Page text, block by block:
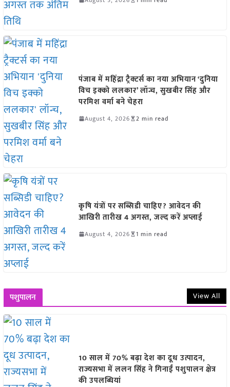
पंजाब में महिंद्रा ट्रैक्टर्स का नया अभियान ‘दुनिया
विच इक्को ललकार’ लॉन्च, सुखबीर सिंह और
परमिश वर्मा बने चेहरा
August 4, 2026 2 min read
कृषि यंत्रों पर सब्सिडी चाहिए? आवेदन की
आखिरी तारीख 4 अगस्त, जल्द करें अप्लाई
August 4, 2026 1 min read
पशुपालन View All
10 साल में 70% बढ़ा देश का दूध उत्पादन,
राज्यसभा में ललन सिंह ने गिनाईं पशुपालन क्षेत्र
की उपलब्धियां